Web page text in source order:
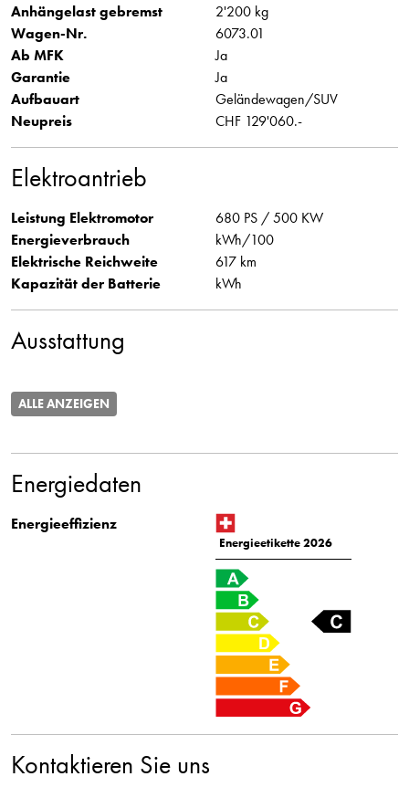
Anhängelast gebremst
2'200 kg
Wagen-Nr.
6073.01
Ab MFK
Ja
Garantie
Ja
Aufbauart
Geländewagen/SUV
Neupreis
CHF 129'060.-
Elektroantrieb
Leistung Elektromotor
680 PS / 500 KW
Energieverbrauch
kWh/100
Elektrische Reichweite
617 km
Kapazität der Batterie
kWh
Ausstattung
ALLE ANZEIGEN
Energiedaten
Energieeffizienz
Energieetikette 2026
Kontaktieren Sie uns